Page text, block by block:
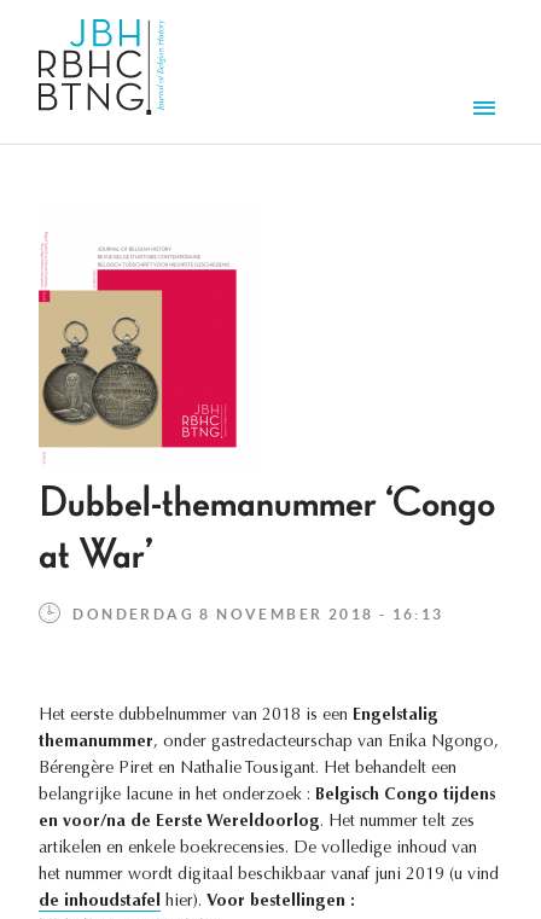
Dubbel-themanummer ‘Congo
at War’
DONDERDAG 8 NOVEMBER 2018 - 16:13
Het eerste dubbelnummer van 2018 is een Engelstalig
themanummer, onder gastredacteurschap van Enika Ngongo,
Bérengère Piret en Nathalie Tousigant. Het behandelt een
belangrijke lacune in het onderzoek : Belgisch Congo tijdens
en voor/na de Eerste Wereldoorlog. Het nummer telt zes
artikelen en enkele boekrecensies. De volledige inhoud van
het nummer wordt digitaal beschikbaar vanaf juni 2019 (u vind
de inhoudstafel hier). Voor bestellingen :